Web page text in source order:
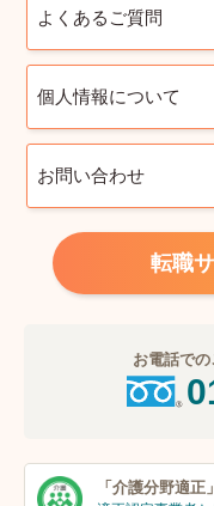
よくあるご質問
個人情報について
お問い合わせ
転職
お電話で
「介護分野適正」